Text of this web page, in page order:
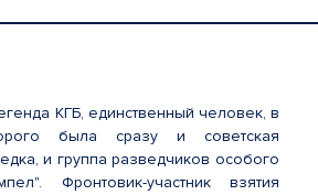
КГБ, единственный человек, в
была сразу и советская
и группа разведчиков особого
Фронтовик-участник взятия